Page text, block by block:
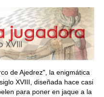
de Ajedrez", la enigmática
XVIII, diseñada hace casi
para poner en jaque a la